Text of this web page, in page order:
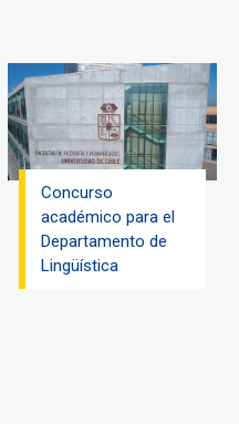
Concurso
académico para el
Departamento de
Lingüística